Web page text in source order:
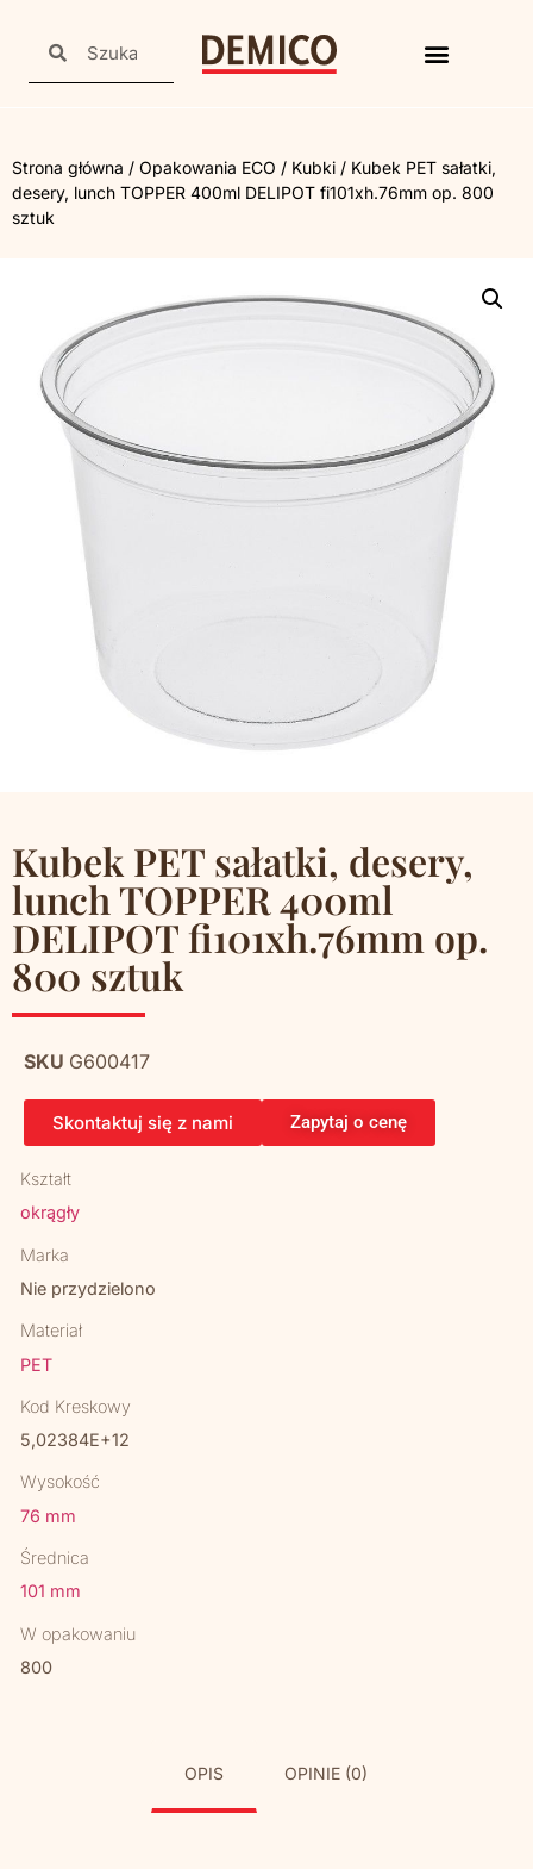
Strona główna / Opakowania ECO / Kubki / Kubek PET sałatki,
desery, lunch TOPPER 400ml DELIPOT fi101xh.76mm op. 800
sztuk
Kubek PET sałatki, desery,
lunch TOPPER 400ml
DELIPOT fi101xh.76mm op.
800 sztuk
SKU G600417
Skontaktuj się z nami Zapytaj o cenę
Kształt
okrągły
Marka
Nie przydzielono
Materiał
PET
Kod Kreskowy
5,02384E+12
Wysokość
76 mm
Średnica
101 mm
W opakowaniu
800
OPIS OPINIE (0)